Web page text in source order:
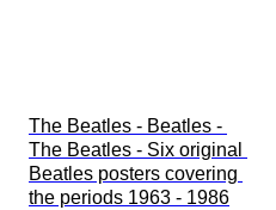
The Beatles - Beatles -
The Beatles - Six original
Beatles posters covering
the periods 1963 - 1986